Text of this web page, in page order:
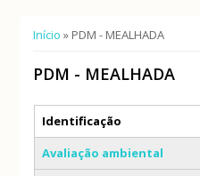
Está aqui
Início » PDM - MEALHADA
PDM - MEALHADA
Separadores verticais
Identificação
(separador ativo)
Avaliação ambiental